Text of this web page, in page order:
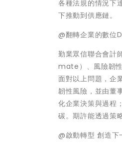
各種法規的情況下
下推動到供應鏈。
@翻轉企業的數位
勤業眾信聯合會計
mate）、風險韌
面對以上問題，企
韌性風險，並由董
化企業決策與過程
碳。期許能透過策
@啟動轉型 創造下